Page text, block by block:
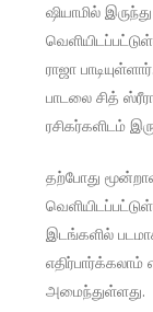
ஷியாமில்
ராஜா
பாடலை சித்
ரசிகர்களிடம்
தற்போது
இடங்களில்
அமைந்துள்ளது.